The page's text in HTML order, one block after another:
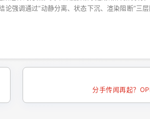
强调通过“动静分离、状态下沉、渲染阻断”三
分手传闻再起？